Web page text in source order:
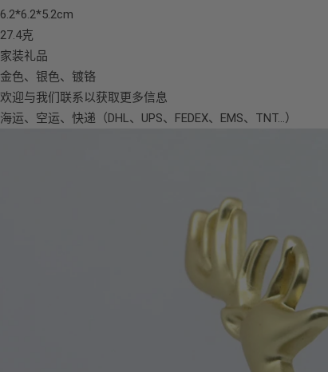
6.2*6.2*5.2cm
27.4克
家装礼品
金色、银色、镀铬
欢迎与我们联系以获取更多信息
海运、空运、快递（DHL、UPS、FEDEX、EMS、TNT…）